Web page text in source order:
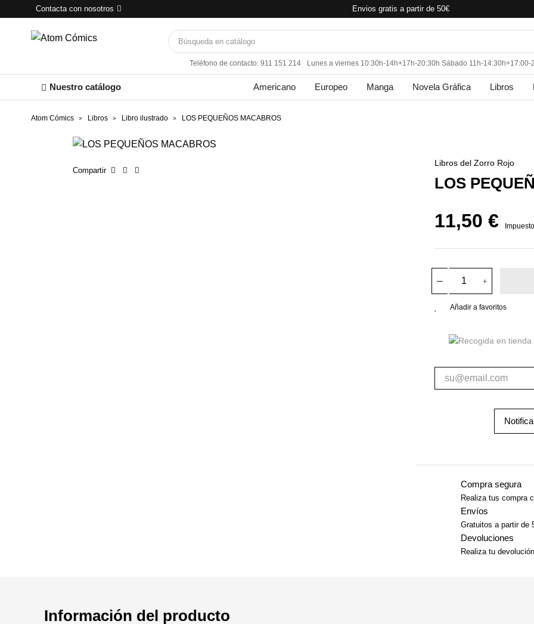
Contacta con nosotros Envios gratis a partir de 50€
Teléfono de contacto: 911 151 214 Lunes a viernes 10:30h-14h+17h-20:30h Sábado 11h-14:30h+17:00-
Nuestro catálogo Americano Europeo Manga Novela Gráfica Libros
Atom Cómics Libros Libro ilustrado LOS PEQUEÑOS MACABROS
Compartir
Libros del Zorro Rojo
LOS
11,50 €
Añadir a favoritos
Compra segura
Realiza tus compra
Envíos
Gratuitos a partir de
Devoluciones
Realiza tu
Información del producto